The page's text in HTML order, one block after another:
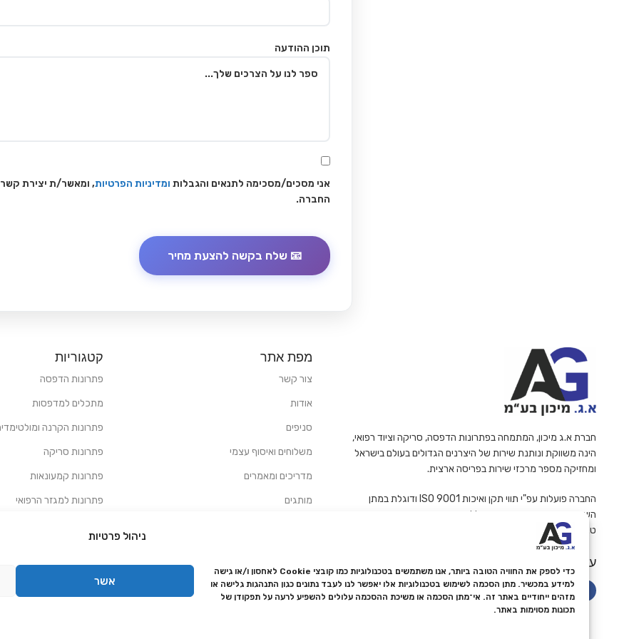
ניהול פרטיות
כדי לספק את החוויה הטובה ביותר, אנו משתמשים בטכנולוגיות כמו קובצי Cookie לאחסון ו/או גישה
למידע במכשיר. מתן הסכמה לשימוש בטכנולוגיות אלו יאפשר לנו לעבד נתונים כגון התנהגות גלישה או
מזהים ייחודיים באתר זה. אי־מתן הסכמה או משיכת ההסכמה עלולים להשפיע לרעה על תפקודן של
תכונות מסוימות באתר.
אשר
תוכן ההודעה
אני מסכים/מסכימה לתנאים והגבלות ומדיניות הפרטיות, ומאשר/ת יצירת
החברה.
חברת א.ג מיכון, המתמחה בפתרונות הדפסה, סריקה וציוד רפואי,
הינה משווקת ונותנת שירות של היצרנים הגדולים בעולם בישראל
ומחזיקה מספר מרכזי שירות בפריסה ארצית.
החברה פועלות עפ"י תווי תקן ואיכות ISO 9001 ודוגלת במתן
השירות האמין והמקצועי ביותר ללקוחותיה.
ט.ל.ח
עקבו אחרינו
מפת אתר
צור קשר
אודות
סניפים
משלוחים ואיסוף עצמי
מדריכים ומאמרים
מותגים
מדיניות פרטיות
מדיניות החזרות והחזרים
קטגוריות
פתרונות הדפסה
מתכלים למדפסות
פתרונות הקרנה
פתרונות סריקה
פתרונות קמעונאות
פתרונות למגזר הרפואי